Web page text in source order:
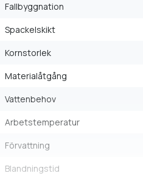
Fallbyggnation
Spackelskikt
Kornstorlek
Materialåtgång
Vattenbehov
Arbetstemperatur
Förvattning
Blandningstid